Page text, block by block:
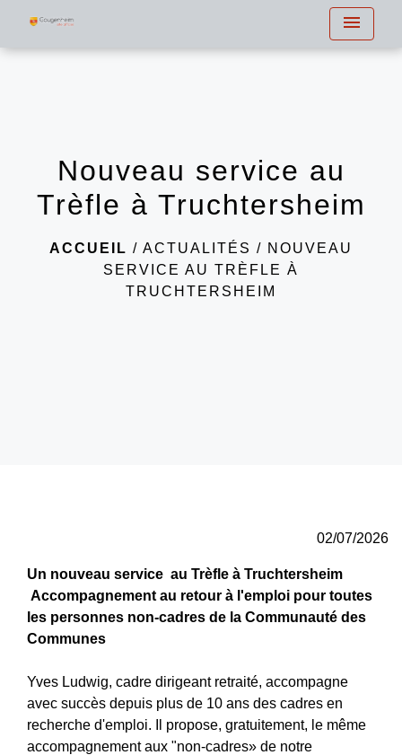
menu
Nouveau service au
Trèfle à Truchtersheim
ACCUEIL / ACTUALITÉS / NOUVEAU
SERVICE AU TRÈFLE À
TRUCHTERSHEIM
02/07/2026
Un nouveau service au Trèfle à Truchtersheim
Accompagnement au retour à l'emploi pour toutes
les personnes non-cadres de la Communauté des
Communes
Yves Ludwig, cadre dirigeant retraité, accompagne
avec succès depuis plus de 10 ans des cadres en
recherche d'emploi. Il propose, gratuitement, le même
accompagnement aux "non-cadres» de notre